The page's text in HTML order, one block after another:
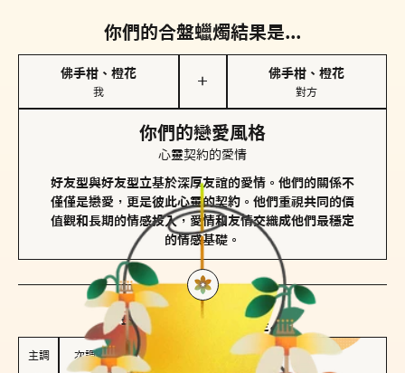
你們的合盤蠟燭結果是...
佛手柑、橙花
我
＋
佛手柑、橙花
對方
你們的戀愛風格
心靈契約的愛情
好友型與好友型立基於深厚友誼的愛情。他們的關係不
僅僅是戀愛，更是彼此心靈的契約。他們重視共同的價
值觀和長期的情感投入，愛情和友情交織成他們最穩定
的情感基礎。
對方 的主調蠟燭是...
主調 次調